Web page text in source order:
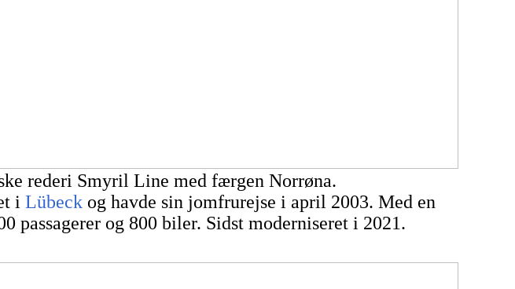
rederi Smyril Line med færgen Norrøna.
i Lübeck og havde sin jomfrurejse i april 2003. Med en
passagerer og 800 biler. Sidst moderniseret i 2021.